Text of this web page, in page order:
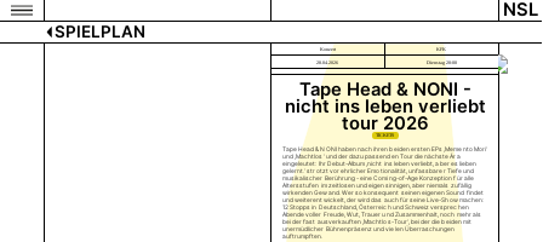
NSL
SPIELPLAN
Konzert KFK
28.04.2026 Dienstag 20:00
Tape Head & NONI -
nicht ins leben verliebt
tour 2026
TICKETS
Tape Head & NONI haben nach ihren beiden ersten EPs ,Memento Mori‘
und ,Machtlos‘ und der dazu passenden Tour die nächste Ära
eingeleutet: Ihr Debut-Album ,nicht ins leben verliebt, aber es lieben
gelernt.‘ strotzt vor ehrlicher Emotionalität, unfassbarer Tiefe und
musikalischer Berührung - eine Coming-of-Age Konzeption für alle
Altersstufen im zeitlosen und eigensinnigen, aber niemals zufällig
wirkenden Gewand. Wer so konsequent seinen eigenen Sound findet
und weiterentwickelt, der wird das auch für seine Live-Show machen:
12 Stopps in Deutschland, Österreich und Schweiz versprechen
Abende voller Freude, Wut, Trauer und Zusammenhalt, noch mehr als
bei der fast ausverkauften ,Machtlos-Tour‘, bei der die beiden mit
unermüdlicher Bühnenpräsenz und vielen Überraschungen
auftrumpften.